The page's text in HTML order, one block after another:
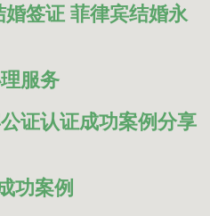
签证 菲律宾结婚永
服务
证认证成功案例分享
功案例